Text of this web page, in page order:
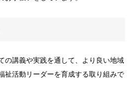
の講義や実践を通して、より良い地域
祉活動リーダーを育成する取り組みで